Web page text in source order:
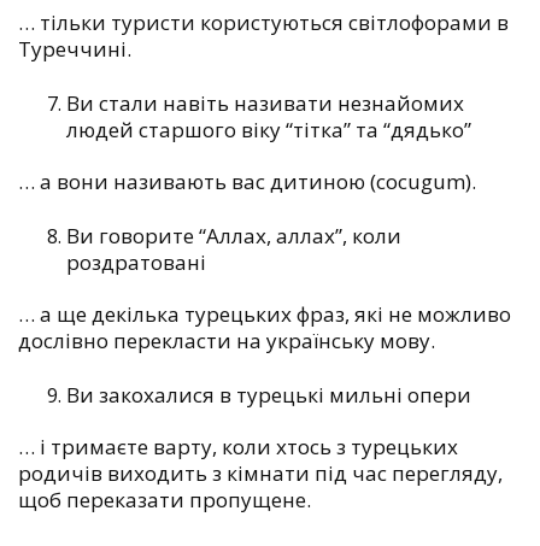
… тільки туристи користуються світлофорами в
Туреччині.
Ви стали навіть називати незнайомих
людей старшого віку “тітка” та “дядько”
… а вони називають вас дитиною (cocugum).
Ви говорите “Аллах, аллах”, коли
роздратовані
… а ще декілька турецьких фраз, які не можливо
дослівно перекласти на українську мову.
Ви закохалися в турецькі мильні опери
… і тримаєте варту, коли хтось з турецьких
родичів виходить з кімнати під час перегляду,
щоб переказати пропущене.